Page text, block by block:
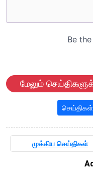
மேலும்
செய்திகள்
முக்கிய செய்திகள்